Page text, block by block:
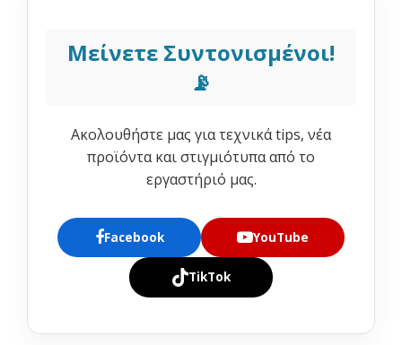
Μείνετε Συντονισμένοι!
📡
Ακολουθήστε μας για τεχνικά tips, νέα
προϊόντα και στιγμιότυπα από το
εργαστήριό μας.
Facebook YouTube
TikTok